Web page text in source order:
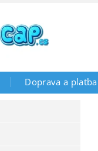
Doprava a platba